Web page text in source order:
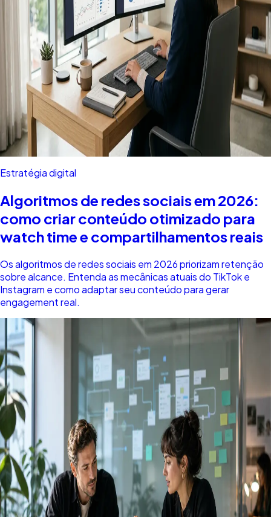
Estratégia digital
Algoritmos de redes sociais em 2026:
como criar conteúdo otimizado para
watch time e compartilhamentos reais
Os algoritmos de redes sociais em 2026 priorizam retenção
sobre alcance. Entenda as mecânicas atuais do TikTok e
Instagram e como adaptar seu conteúdo para gerar
engagement real.